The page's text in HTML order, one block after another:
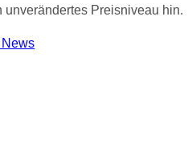
unverändertes Preisniveau hin.